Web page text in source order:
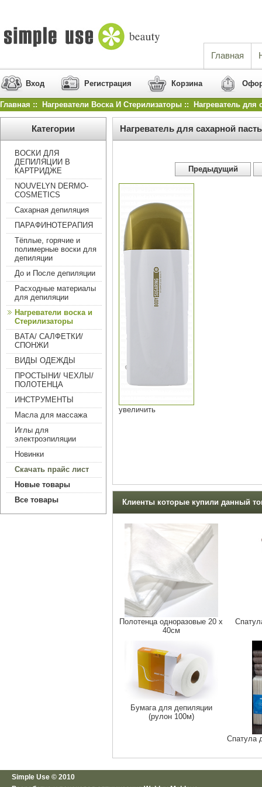
Главная
Вход Регистрация Корзина
Главная :: Нагреватели Воска И Стерилизаторы :: Нагреватель для
Категории
ВОСКИ ДЛЯ
ДЕПИЛЯЦИИ В
КАРТРИДЖЕ
NOUVELYN DERMO-
COSMETICS
Сахарная депиляция
ПАРАФИНОТЕРАПИЯ
Тёплые, горячие и
полимерные воски для
депиляции
До и После депиляции
Расходные материалы
для депиляции
Нагреватели воска и
Стерилизаторы
ВАТА/ САЛФЕТКИ/
СПОНЖИ
ВИДЫ ОДЕЖДЫ
ПРОСТЫНИ/ ЧЕХЛЫ/
ПОЛОТЕНЦА
ИНСТРУМЕНТЫ
Масла для массажа
Иглы для
электроэпиляции
Новинки
Скачать прайс лист
Новые товары
Все товары
Нагреватель для сахарной
Предыдущий
увеличить
Клиенты которые купили данный
Полотенца одноразовые 20 х
40см
Бумага для депиляции
(рулон 100м)
Спатула
Simple Use © 2010